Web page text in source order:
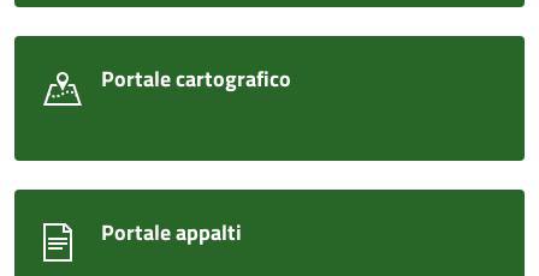
Portale cartografico
Portale appalti